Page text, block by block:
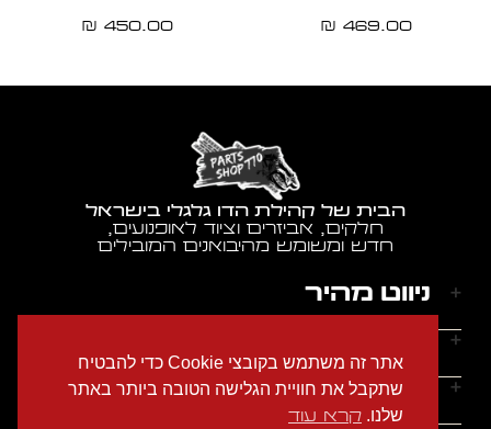
469.00
₪
450.00
₪
הבית של קהילת הדו גלגלי בישראל
חלקים, אביזרים וציוד לאופנועים,
חדש ומשומש מהיבואנים המובילים
ניווט מהיר
דף הבית
אודותינו
הצהרת נגישות
מדיניות הפרטיות
ראשון - חמישי: 9:00-18:00
יצירת קשר
אתר זה משתמש בקובצי Cookie כדי להבטיח
שתקבל את חוויית הגלישה הטובה ביותר באתר
שלנו. קרא עוד